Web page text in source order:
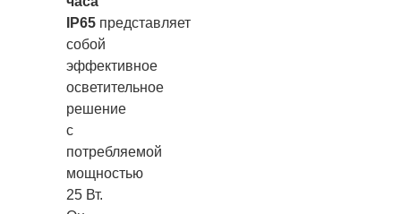
IP65 представляет
собой
эффективное
осветительное
решение
с
потребляемой
мощностью
25 Вт.